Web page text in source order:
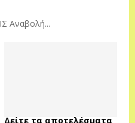
Αναβολή...
Δείτε τα αποτελέσματα